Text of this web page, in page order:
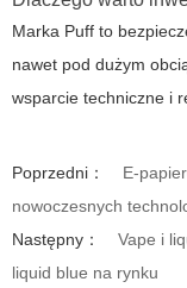
Marka Puff to
nawet pod dużym
wsparcie techniczne i
Poprzedni：
E-
nowoczesnych
Następny：
Vape i
liquid blue na rynku